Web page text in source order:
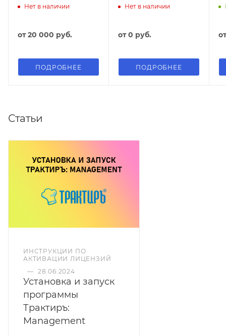
Нет в наличии
от20 000 руб.
ПОДРОБНЕЕ
Нет в наличии
от0 руб.
ПОДРОБНЕЕ
Статьи
ИНСТРУКЦИИ ПО
АКТИВАЦИИ ЛИЦЕНЗИЙ
— 28.06.2024
Установка и запуск
программы
Трактиръ:
Management